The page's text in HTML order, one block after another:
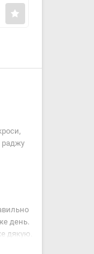
раджу
день.
дякую.